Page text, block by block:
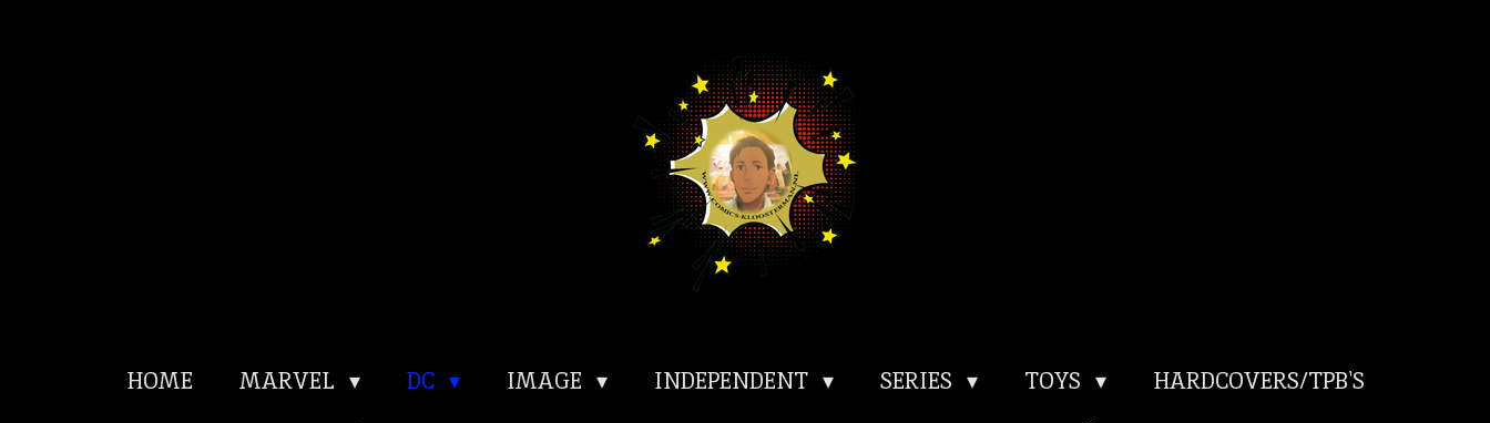
HOME MARVEL DC IMAGE INDEPENDENT SERIES TOYS
HARDCOVERS/TPB'S